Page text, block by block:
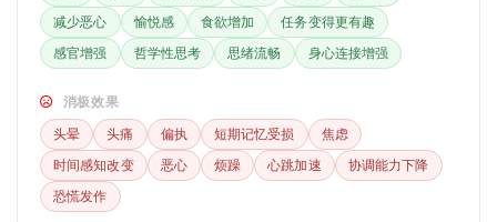
减少恶心
愉悦感 食欲增加
任务变得更有趣
感官增强
哲学性思考 思绪流畅 身心连接增强
消极效果
头晕 头痛 偏执 短期记忆受损
焦虑
时间感知改变
恶心 烦躁 心跳加速
协调能力下降
恐慌发作